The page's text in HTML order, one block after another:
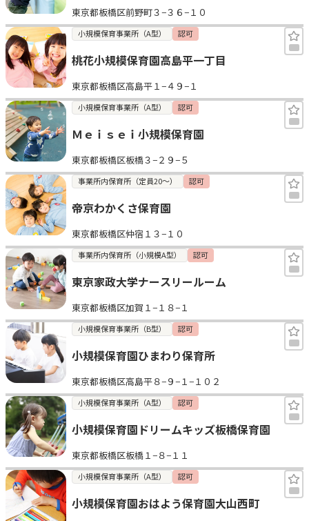
東京都板橋区前野町３−３６−１０
小規模保育事業所（A型） 認可
桃花小規模保育園高島平一丁目
東京都板橋区高島平１−４９−１
小規模保育事業所（A型） 認可
Ｍｅｉｓｅｉ小規模保育園
東京都板橋区板橋３−２９−５
事業所内保育所（定員20～） 認可
帝京わかくさ保育園
東京都板橋区仲宿１３−１０
事業所内保育所（小規模A型） 認可
東京家政大学ナースリールーム
東京都板橋区加賀１−１８−１
小規模保育事業所（B型） 認可
小規模保育園ひまわり保育所
東京都板橋区高島平８−９−１−１０２
小規模保育事業所（A型） 認可
小規模保育園ドリームキッズ板橋保育園
東京都板橋区板橋１−８−１１
小規模保育事業所（A型） 認可
小規模保育園おはよう保育園大山西町